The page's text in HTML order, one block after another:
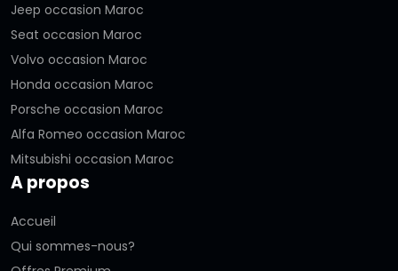
Jeep occasion Maroc
Seat occasion Maroc
Volvo occasion Maroc
Honda occasion Maroc
Porsche occasion Maroc
Alfa Romeo occasion Maroc
Mitsubishi occasion Maroc
A propos
Accueil
Qui sommes-nous?